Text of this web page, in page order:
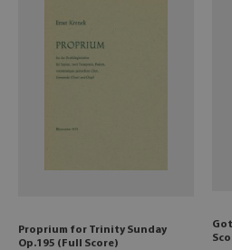
Proprium for Trinity Sunday
Op.195 (Full Score)